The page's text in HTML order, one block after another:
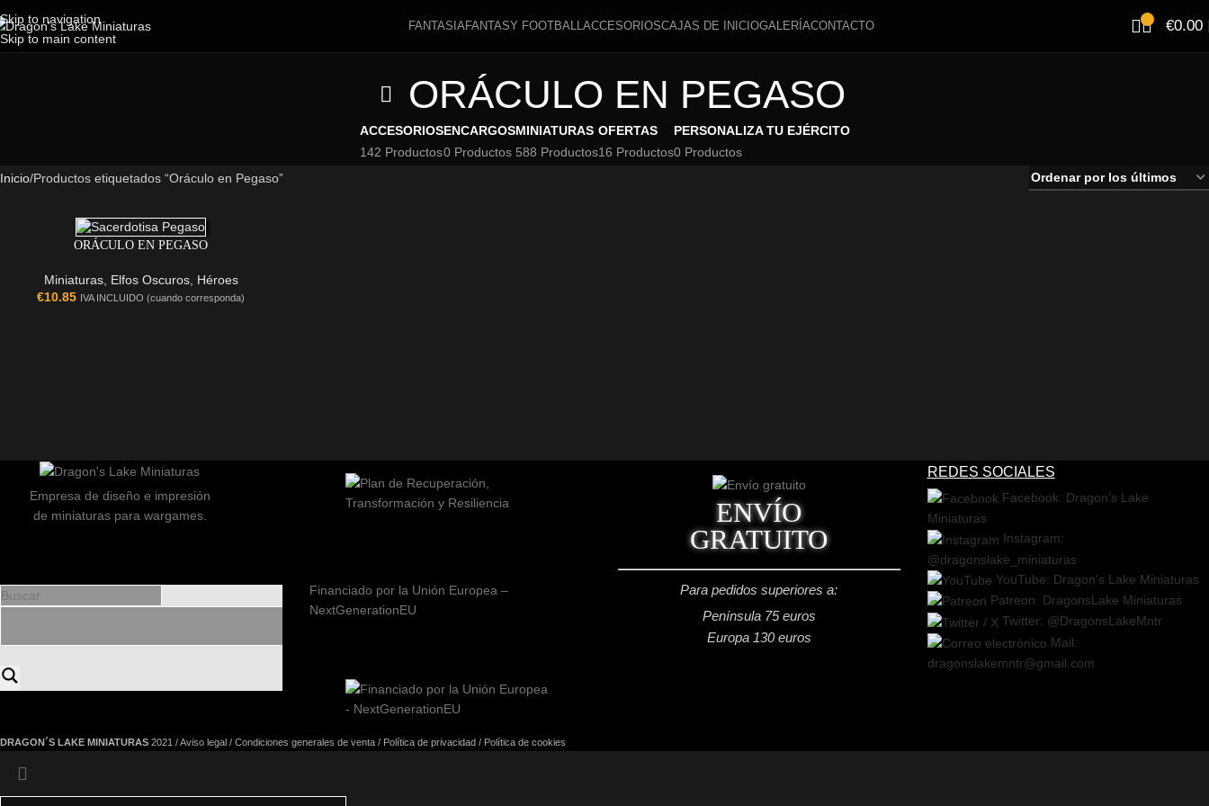
Skip to navigation
Skip to main content
FANTASIAFANTASY FOOTBALLACCESORIOSCAJAS DE INICIOGALERÍACONTACTO €0.00
ORÁCULO EN PEGASO
ACCESORIOS
142 Productos
ENCARGOS
0 Productos
MINIATURAS
588 Productos
OFERTAS
16 Productos
PERSONALIZA TU EJÉRCITO
0 Productos
Inicio Productos etiquetados “Oráculo en Pegaso”
ORÁCULO EN PEGASO
Miniaturas, Elfos Oscuros, Héroes
€10.85 IVA INCLUIDO (cuando corresponda)
Empresa de diseño e impresión
de miniaturas para wargames.
Financiado por la Unión Europea –
NextGenerationEU
ENVÍO
GRATUITO
Para pedidos superiores a:
Península 75 euros
Europa 130 euros
REDES SOCIALES
Facebook: Dragon's Lake
Miniaturas
Instagram:
@dragonslake_miniaturas
YouTube: Dragon's Lake Miniaturas
Patreon: DragonsLake Miniaturas
Twitter: @DragonsLakeMntr
Mail:
dragonslakemntr@gmail.com
DRAGON´S LAKE MINIATURAS 2021 /Aviso legal / Condiciones generales de venta / Política de privacidad / Política de cookies